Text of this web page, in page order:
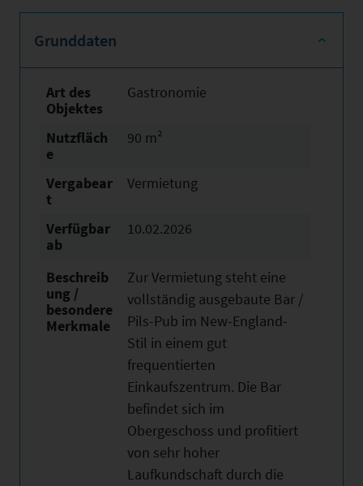
Grunddaten
Art des
Objektes
Gastronomie
Nutzfläch
e
90 m²
Vergabear
t
Vermietung
Verfügbar
ab
10.02.2026
Beschreib
ung /
besondere
Merkmale
Zur Vermietung steht eine
vollständig ausgebaute Bar /
Pils-Pub im New-England-
Stil in einem gut
frequentierten
Einkaufszentrum. Die Bar
befindet sich im
Obergeschoss und profitiert
von sehr hoher
Laufkundschaft durch die